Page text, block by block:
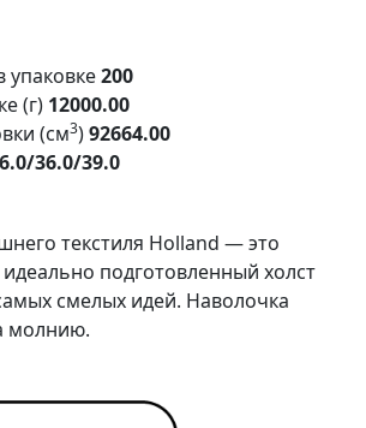
упаковке200
(г) 12000.00
(см3)92664.00
36.0/39.0
текстиля Holland — это
подготовленный холст
смелых идей. Наволочка
молнию.